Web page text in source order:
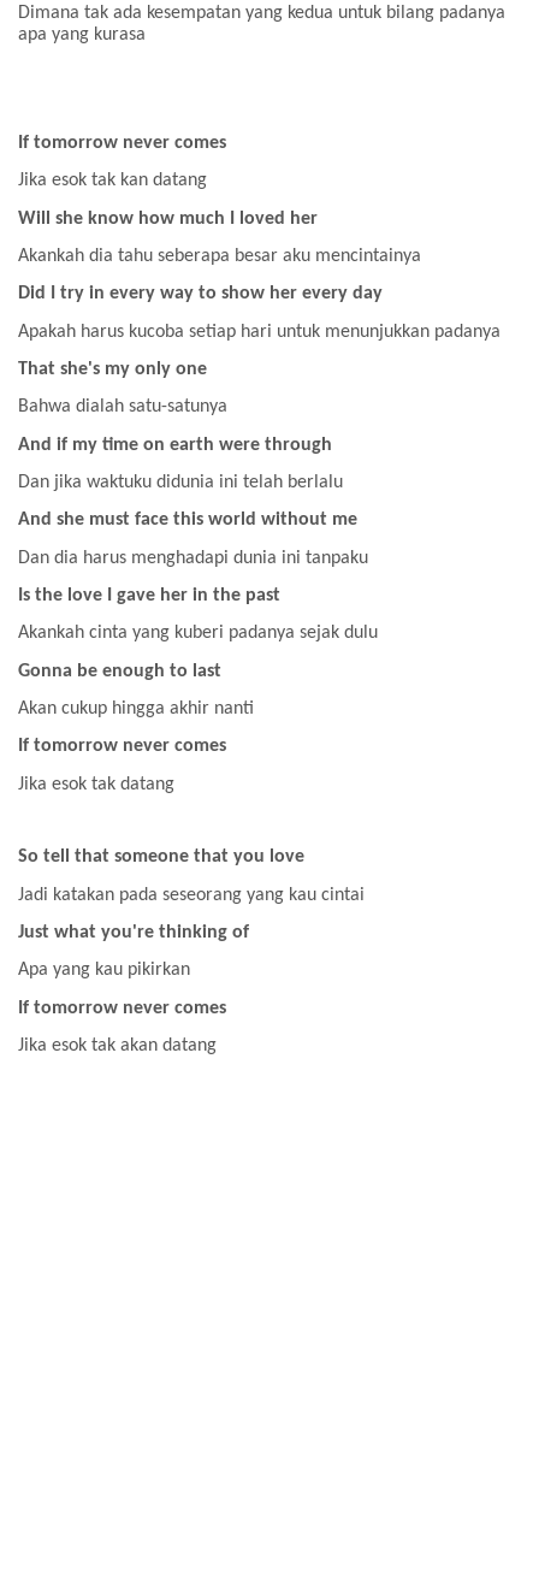
Dimana tak ada kesempatan yang kedua untuk bilang padanya
apa yang kurasa
If tomorrow never comes
Jika esok tak kan datang
Will she know how much I loved her
Akankah dia tahu seberapa besar aku mencintainya
Did I try in every way to show her every day
Apakah harus kucoba setiap hari untuk menunjukkan padanya
That she's my only one
Bahwa dialah satu-satunya
And if my time on earth were through
Dan jika waktuku didunia ini telah berlalu
And she must face this world without me
Dan dia harus menghadapi dunia ini tanpaku
Is the love I gave her in the past
Akankah cinta yang kuberi padanya sejak dulu
Gonna be enough to last
Akan cukup hingga akhir nanti
If tomorrow never comes
Jika esok tak datang
So tell that someone that you love
Jadi katakan pada seseorang yang kau cintai
Just what you're thinking of
Apa yang kau pikirkan
If tomorrow never comes
Jika esok tak akan datang